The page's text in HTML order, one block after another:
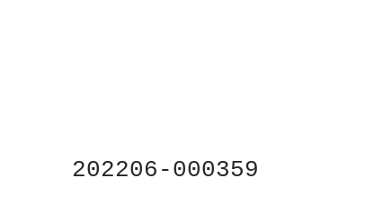
202206-000359